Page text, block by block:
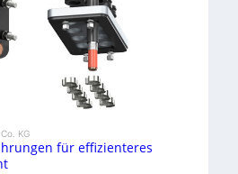
KG
für effizienteres